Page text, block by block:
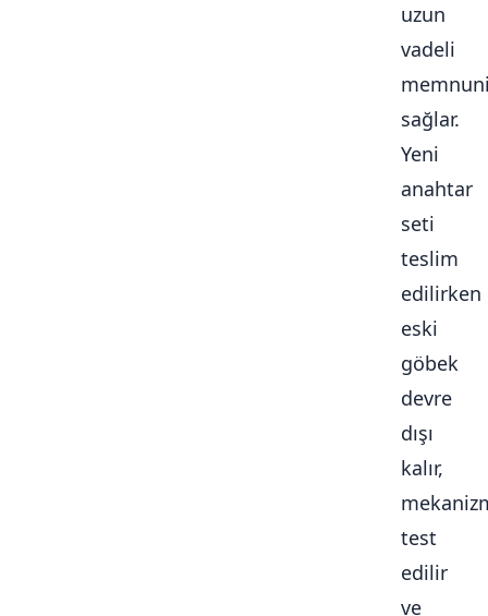
uzun
vadeli
sağlar.
Yeni
anahtar
seti
teslim
edilirken
eski
göbek
devre
dışı
kalır,
test
edilir
ve